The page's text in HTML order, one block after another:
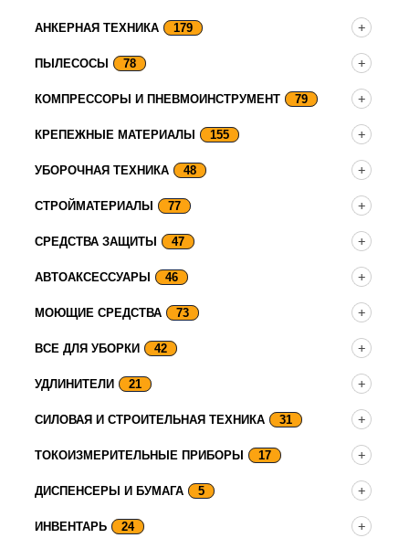
АНКЕРНАЯ ТЕХНИКА 179
ПЫЛЕСОСЫ 78
КОМПРЕССОРЫ И ПНЕВМОИНСТРУМЕНТ 79
КРЕПЕЖНЫЕ МАТЕРИАЛЫ 155
УБОРОЧНАЯ ТЕХНИКА 48
СТРОЙМАТЕРИАЛЫ 77
СРЕДСТВА ЗАЩИТЫ 47
АВТОАКСЕССУАРЫ 46
МОЮЩИЕ СРЕДСТВА 73
ВСЕ ДЛЯ УБОРКИ 42
УДЛИНИТЕЛИ 21
СИЛОВАЯ И СТРОИТЕЛЬНАЯ ТЕХНИКА 31
ТОКОИЗМЕРИТЕЛЬНЫЕ ПРИБОРЫ 17
ДИСПЕНСЕРЫ И БУМАГА 5
ИНВЕНТАРЬ 24